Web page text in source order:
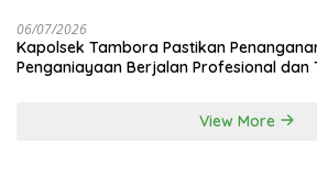
06/07/2026
Kapolsek Tambora Pastikan
Penganiayaan Berjalan Profesional dan
View More